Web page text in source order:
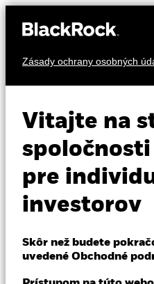
Zásady ochrany osobných
Vitajte na
pre
investorov
Skôr než budete
uvedené Obchodné
Vzdelávanie
Individuálni investori
UCITS
NAV k 07-aug-26 Zmena